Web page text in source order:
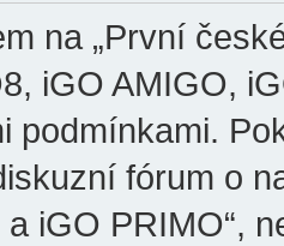
na „První
iGO AMIGO,
podmínkami.
fórum o
iGO PRIMO“,